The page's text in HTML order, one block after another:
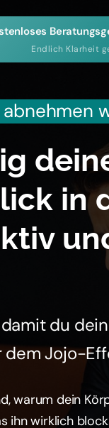
Endlich Klarheit
abnehmen
in
du
dem Jojo-
warum dein
ihn wirklich